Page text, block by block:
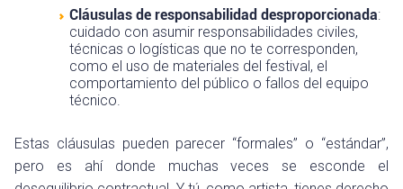
Cláusulas de responsabilidad desproporcionada:
cuidado con asumir responsabilidades civiles,
técnicas o logísticas que no te corresponden,
como el uso de materiales del festival, el
comportamiento del público o fallos del equipo
técnico.
Estas cláusulas pueden parecer “formales” o “estándar”,
pero es ahí donde muchas veces se esconde el